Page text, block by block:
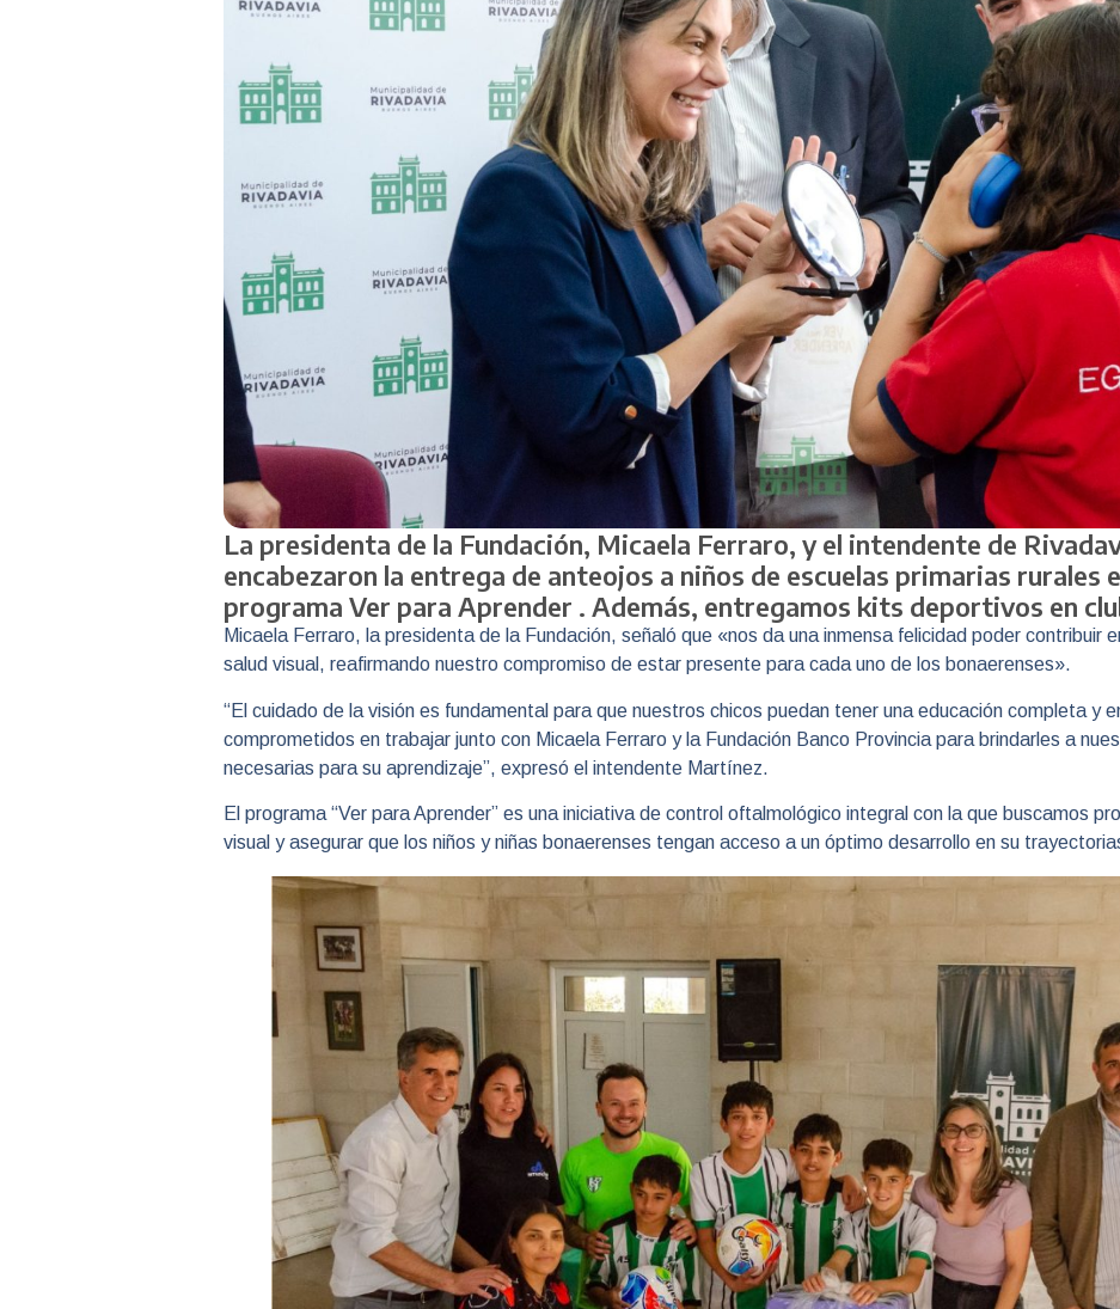
La presidenta de la Fundación, Micaela Ferraro, y el intendente de
encabezaron la entrega de anteojos a niños de escuelas primarias rurales
programa Ver para Aprender . Además, entregamos kits deportivos en
Micaela Ferraro, la presidenta de la Fundación, señaló que «nos da una inmensa felicidad poder contribuir
salud visual, reafirmando nuestro compromiso de estar presente para cada uno de los bonaerenses».
“El cuidado de la visión es fundamental para que nuestros chicos puedan tener una educación completa y
comprometidos en trabajar junto con Micaela Ferraro y la Fundación Banco Provincia para brindarles a
necesarias para su aprendizaje”, expresó el intendente Martínez.
El programa “Ver para Aprender” es una iniciativa de control oftalmológico integral con la que buscamos
visual y asegurar que los niños y niñas bonaerenses tengan acceso a un óptimo desarrollo en su